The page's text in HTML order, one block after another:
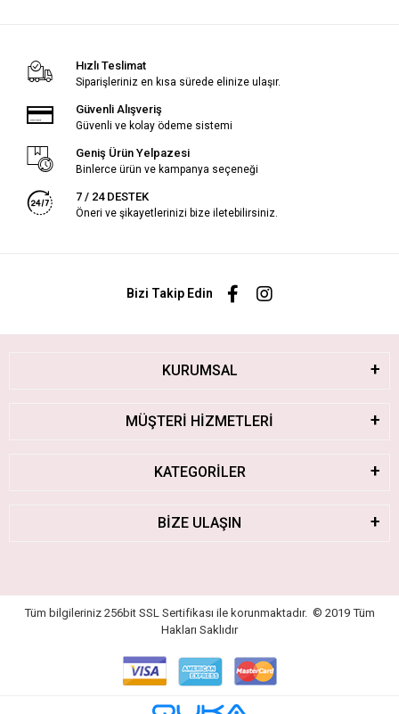
Hızlı Teslimat
Siparişleriniz en kısa sürede elinize ulaşır.
Güvenli Alışveriş
Güvenli ve kolay ödeme sistemi
Geniş Ürün Yelpazesi
Binlerce ürün ve kampanya seçeneği
7 / 24 DESTEK
Öneri ve şikayetlerinizi bize iletebilirsiniz.
Bizi Takip Edin
KURUMSAL
MÜŞTERİ HİZMETLERİ
KATEGORİLER
BİZE ULAŞIN
Tüm bilgileriniz 256bit SSL Sertifikası ile korunmaktadır. © 2019 Tüm
Hakları Saklıdır